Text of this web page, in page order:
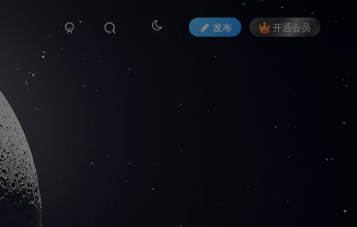
发布 开通会员